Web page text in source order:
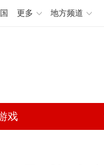
更多 地方频道
戏